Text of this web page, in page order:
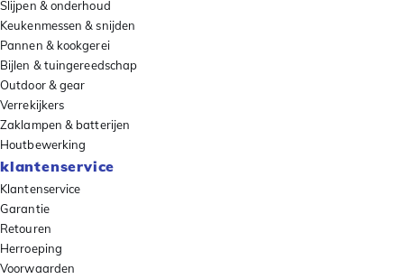
Slijpen & onderhoud
Keukenmessen & snijden
Pannen & kookgerei
Bijlen & tuingereedschap
Outdoor & gear
Verrekijkers
Zaklampen & batterijen
Houtbewerking
klantenservice
Klantenservice
Garantie
Retouren
Herroeping
Voorwaarden